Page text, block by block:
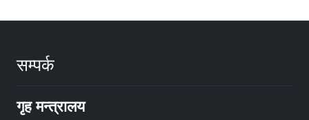
सम्पर्क
गृह मन्त्रालय